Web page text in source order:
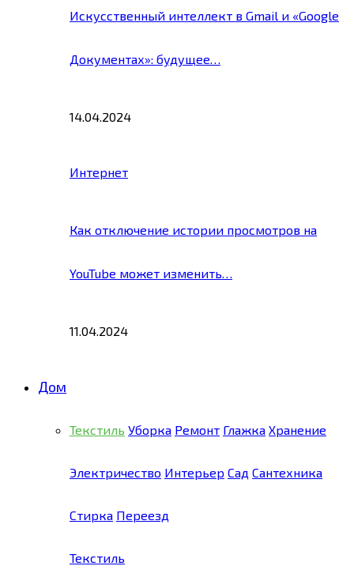
Искусственный интеллект в Gmail и «Google
Документах»: будущее…
14.04.2024
Интернет
Как отключение истории просмотров на
YouTube может изменить…
11.04.2024
Дом
Текстиль Уборка Ремонт Глажка Хранение
Электричество Интерьер Сад Сантехника
Стирка Переезд
Текстиль